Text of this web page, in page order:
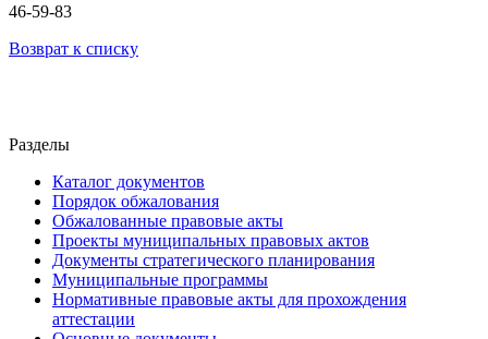
46-59-83
Возврат к списку
Разделы
Каталог документов
Порядок обжалования
Обжалованные правовые акты
Проекты муниципальных правовых актов
Документы стратегического планирования
Муниципальные программы
Нормативные правовые акты для прохождения
аттестации